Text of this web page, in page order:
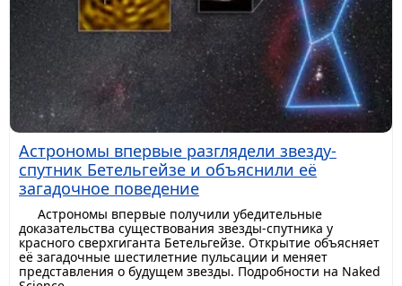
Астрономы впервые разглядели звезду-
спутник Бетельгейзе и объяснили её
загадочное поведение
Астрономы впервые получили убедительные
доказательства существования звезды-спутника у
красного сверхгиганта Бетельгейзе. Открытие объясняет
её загадочные шестилетние пульсации и меняет
представления о будущем звезды. Подробности на Naked